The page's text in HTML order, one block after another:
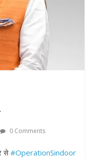
0 Comments
से#OperationSindoor